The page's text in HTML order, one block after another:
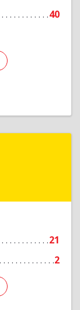
40
21
2
округ
Подробнее